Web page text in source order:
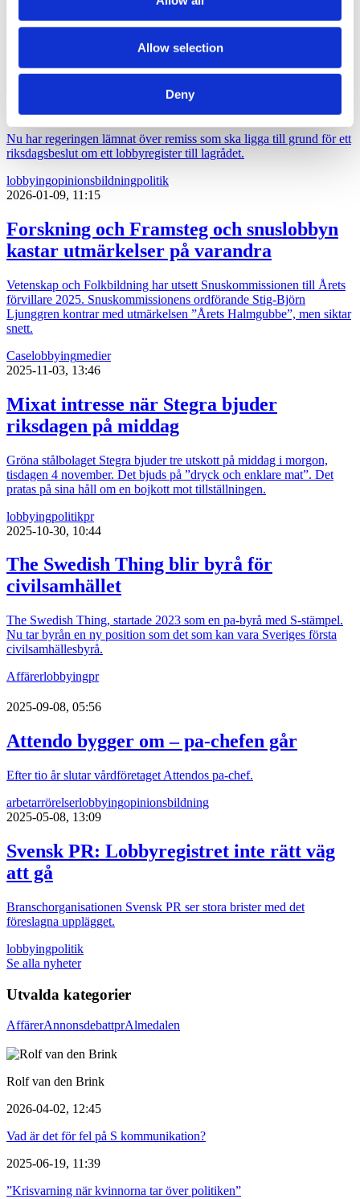
Allow selection
Deny
lobbyingopinionsbildning
Klart nu: Lobbyregistret införs under
Nu har regeringen lämnat över remiss som ska ligga till grund för ett
riksdagsbeslut om ett lobbyregister till lagrådet.
lobbyingopinionsbildningpolitik
2026-01-09, 11:15
Forskning och Framsteg och snuslobbyn
kastar utmärkelser på varandra
Vetenskap och Folkbildning har utsett Snuskommissionen till Årets
förvillare 2025. Snuskommissionens ordförande Stig-Björn
Ljunggren kontrar med utmärkelsen ”Årets Halmgubbe”, men siktar
snett.
Caselobbyingmedier
2025-11-03, 13:46
Mixat intresse när Stegra bjuder
riksdagen på middag
Gröna stålbolaget Stegra bjuder tre utskott på middag i morgon,
tisdagen 4 november. Det bjuds på ”dryck och enklare mat”. Det
pratas på sina håll om en bojkott mot tillställningen.
lobbyingpolitikpr
2025-10-30, 10:44
The Swedish Thing blir byrå för
civilsamhället
The Swedish Thing, startade 2023 som en pa-byrå med S-stämpel.
Nu tar byrån en ny position som det som kan vara Sveriges första
civilsamhällesbyrå.
Affärerlobbyingpr
2025-09-08, 05:56
Attendo bygger om – pa-chefen går
Efter tio år slutar vårdföretaget Attendos pa-chef.
arbetarrörelserlobbyingopinionsbildning
2025-05-08, 13:09
Svensk PR: Lobbyregistret inte rätt väg
att gå
Branschorganisationen Svensk PR ser stora brister med det
föreslagna upplägget.
lobbyingpolitik
Se alla nyheter
Utvalda kategorier
AffärerAnnonsdebattprAlmedalen
Rolf van den Brink
2026-04-02, 12:45
Vad är det för fel på S kommunikation?
2025-06-19, 11:39
”Krisvarning när kvinnorna tar över politiken”